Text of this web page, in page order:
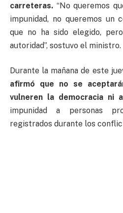
carreteras. “No queremos
impunidad, no queremos un
que no ha sido elegido,
autoridad”, sostuvo el ministro.
Durante la mañana de este
afirmó que no se
vulneren la democracia ni
impunidad a personas
registrados durante los